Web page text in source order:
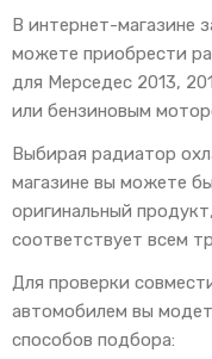
В интернет-магазине
можете приобрести
для Мерседес 2013,
или бензиновым
Выбирая радиатор
магазине вы можете
оригинальный
соответствует всем
Для проверки
автомобилем вы
способов подбора: